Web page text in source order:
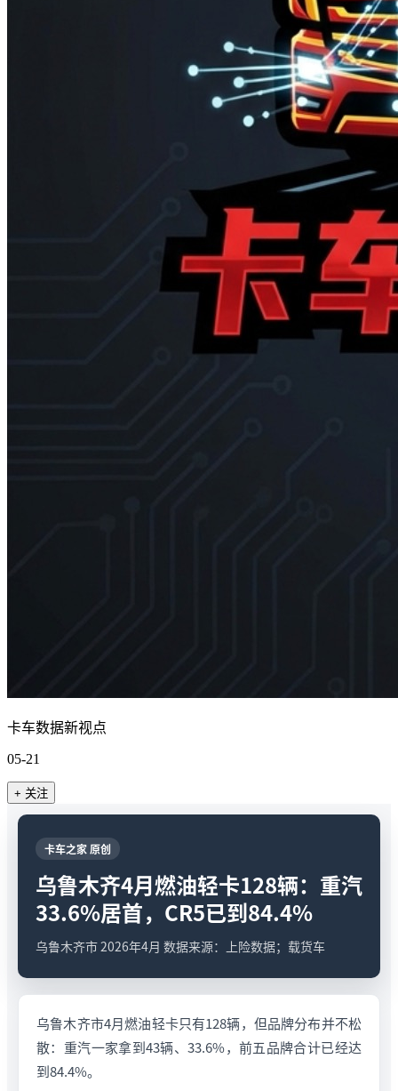
卡车数据新视点
05-21
+ 关注
卡车之家 原创
乌鲁木齐4月燃油轻卡128辆：重汽
33.6%居首，CR5已到84.4%
乌鲁木齐市 2026年4月 数据来源：上险数据；载货车
乌鲁木齐市4月燃油轻卡只有128辆，但品牌分布并不松
散：重汽一家拿到43辆、33.6%，前五品牌合计已经达
到84.4%。